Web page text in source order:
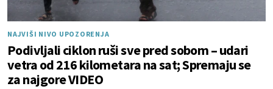
NAJVIŠI NIVO UPOZORENJA
Podivljali ciklon ruši sve pred sobom – udari
vetra od 216 kilometara na sat; Spremaju se
za najgore VIDEO